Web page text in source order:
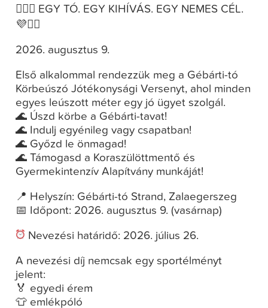
🏊‍♀️💜 EGY TÓ. EGY KIHÍVÁS. EGY NEMES CÉL.
💜🏊‍♂️
2026. augusztus 9.
Első alkalommal rendezzük meg a Gébárti-tó
Körbeúszó Jótékonysági Versenyt, ahol minden
egyes leúszott méter egy jó ügyet szolgál.
🌊 Úszd körbe a Gébárti-tavat!
🌊 Indulj egyénileg vagy csapatban!
🌊 Győzd le önmagad!
🌊 Támogasd a Koraszülöttmentő és
Gyermekintenzív Alapítvány munkáját!
📍 Helyszín: Gébárti-tó Strand, Zalaegerszeg
📅 Időpont: 2026. augusztus 9. (vasárnap)
Nevezési határidő: 2026. július 26.
A nevezési díj nemcsak egy sportélményt
jelent:
🏅 egyedi érem
👕 emlékpóló